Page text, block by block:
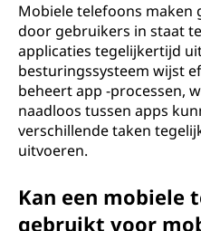
Mobiele telefoons
door gebruikers in staat
applicaties tegelijkertijd
besturingssysteem wijst
beheert app -processen,
naadloos tussen apps
verschillende taken
uitvoeren.
Kan een mobiele
gebruikt voor